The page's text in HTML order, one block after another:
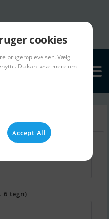
6 tegn)
cookies
brugeroplevelsen. Vælg
Du kan læse mere om
Accept All